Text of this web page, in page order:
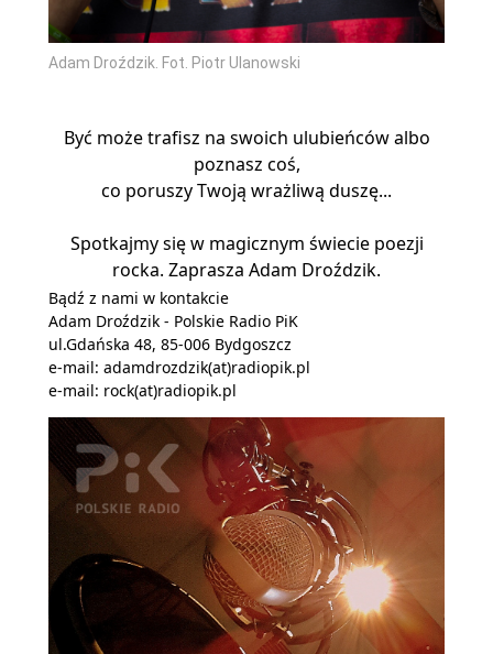
Adam Droździk. Fot. Piotr Ulanowski
Być może trafisz na swoich ulubieńców albo
poznasz coś,
co poruszy Twoją wrażliwą duszę...
Spotkajmy się w magicznym świecie poezji
rocka. Zaprasza Adam Droździk.
Bądź z nami w kontakcie
Adam Droździk - Polskie Radio PiK
ul.Gdańska 48, 85-006 Bydgoszcz
e-mail: adamdrozdzik(at)radiopik.pl
e-mail: rock(at)radiopik.pl